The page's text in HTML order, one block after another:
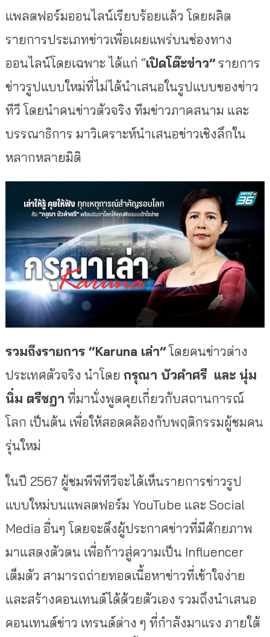
แพลตฟอร์มออนไลน์เรียบร้อยแล้ว โดยผลิต
รายการประเภทข่าวเพื่อเผยแพร่บนช่องทาง
ออนไลน์โดยเฉพาะ ได้แก่ “เปิดโต๊ะข่าว”รายการ
ข่าวรูปแบบใหม่ที่ไม่ได้นำเสนอในรูปแบบของข่าว
ทีวี โดยนำคนข่าวตัวจริง ทีมข่าวภาคสนาม และ
บรรณาธิการ มาวิเคราะห์นำเสนอข่าวเชิงลึกใน
หลากหลายมิติ
รวมถึงรายการ “Karuna เล่า”โดยคนข่าวต่าง
ประเทศตัวจริง นำโดย กรุณา บัวคำศรี และ นุ่ม
นิ่ม ตรีชฎา ที่มานั่งพูดคุยเกี่ยวกับสถานการณ์
โลก เป็นต้น เพื่อให้สอดคล้องกับพฤติกรรมผู้ชมคน
รุ่นใหม่
ในปี 2567 ผู้ชมพีพีทีวีจะได้เห็นรายการข่าวรูป
แบบใหม่บนแพลตฟอร์ม YouTube และ Social
Media อื่นๆ โดยจะดึงผู้ประกาศข่าวที่มีศักยภาพ
มาแสดงตัวตน เพื่อก้าวสู่ความเป็น Influencer
เต็มตัว สามารถถ่ายทอดเนื้อหาข่าวที่เข้าใจง่าย
และสร้างคอนเทนต์ได้ด้วยตัวเอง รวมถึงนำเสนอ
คอนเทนต์ข่าว เทรนด์ต่าง ๆ ที่กำลังมาแรง ภายใต้